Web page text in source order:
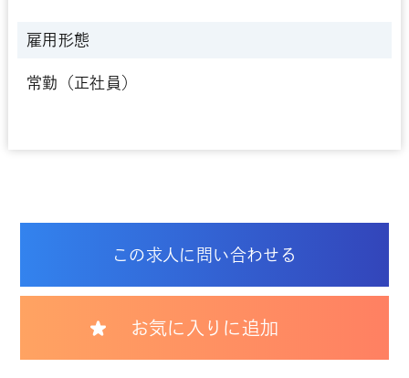
雇用形態
常勤（正社員）
この求人に問い合わせる
お気に入りに追加